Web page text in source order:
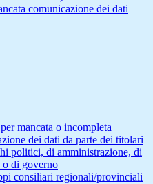
comunicazione dei dati
mancata o incompleta
dei dati da parte dei titolari
politici, di amministrazione, di
o di governo
consiliari regionali/provinciali